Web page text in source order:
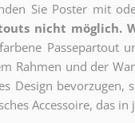
Sie Poster mit
nicht möglich.
Passepartout
Rahmen und der
Design bevorzugen,
Accessoire, das in